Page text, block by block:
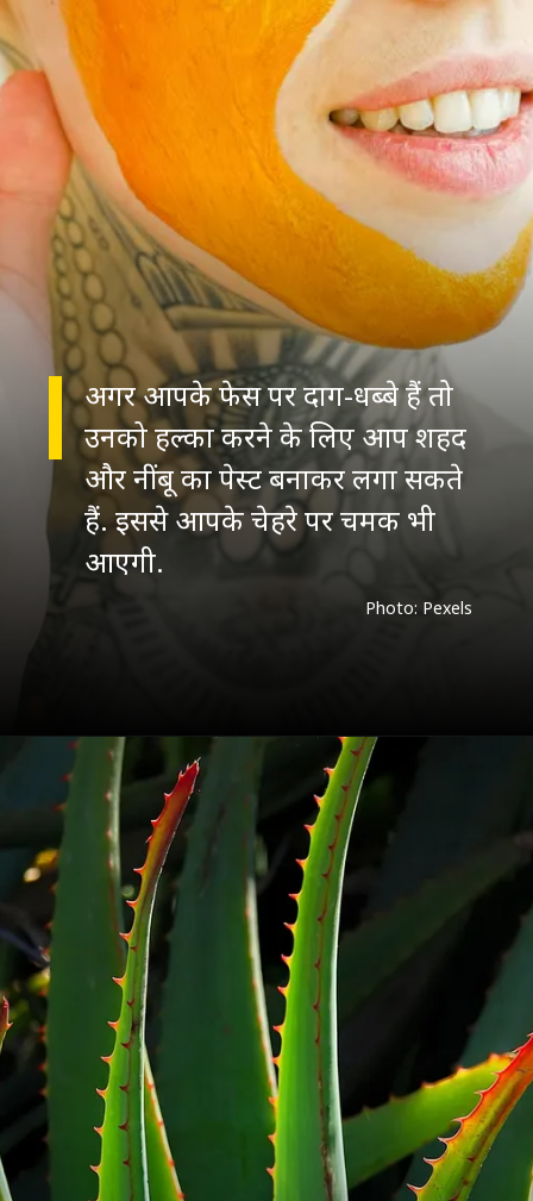
अगर आपके फेस पर दाग-धब्बे हैं तो
उनको हल्का करने के लिए आप शहद
और नींबू का पेस्ट बनाकर लगा सकते
हैं. इससे आपके चेहरे पर चमक भी
Photo: Pexels